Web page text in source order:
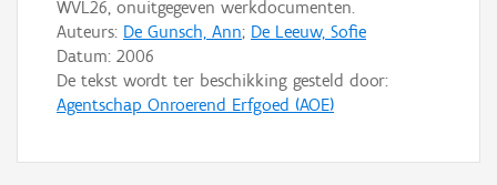
WVL26, onuitgegeven werkdocumenten.
Auteurs: De Gunsch, Ann; De Leeuw, Sofie
Datum: 2006
De tekst wordt ter beschikking gesteld door:
Agentschap Onroerend Erfgoed (AOE)